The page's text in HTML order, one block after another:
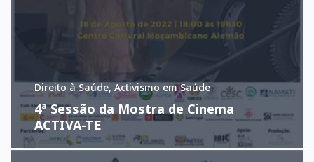
Direito à Saúde, Activismo em Saúde
4ª Sessão da Mostra de Cinema
ACTIVA-TE